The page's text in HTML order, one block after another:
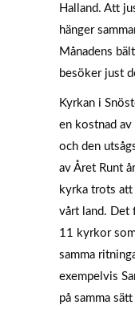
Halland. Att
hänger
Månadens
besöker just
Kyrkan i
en kostnad
och den
av Året Runt
kyrka trots att
vårt land. Det
11 kyrkor
samma
exempelvis
på samma